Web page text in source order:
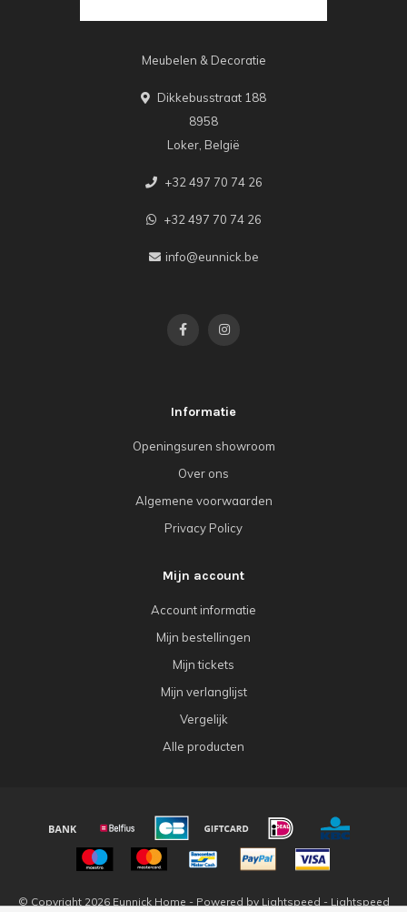
Meubelen & Decoratie
Dikkebusstraat 188
8958
Loker, België
+32 497 70 74 26
+32 497 70 74 26
info@eunnick.be
Informatie
Openingsuren showroom
Over ons
Algemene voorwaarden
Privacy Policy
Mijn account
Account informatie
Mijn bestellingen
Mijn tickets
Mijn verlanglijst
Vergelijk
Alle producten
© Copyright 2026 Eunnick Home - Powered by Lightspeed - Lightspeed